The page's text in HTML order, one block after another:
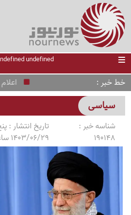
خط خبر اعلام
سیاسی
شناسه خبر :
190148
تاریخ انتشار :
1403/06/29 ساعت 11:57